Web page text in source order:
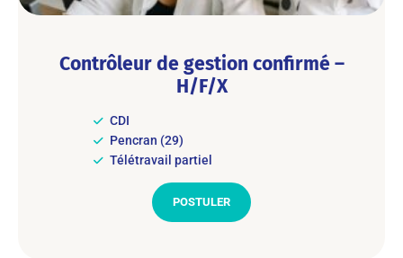
Contrôleur de gestion confirmé –
H/F/X
CDI
Pencran (29)
Télétravail partiel
POSTULER